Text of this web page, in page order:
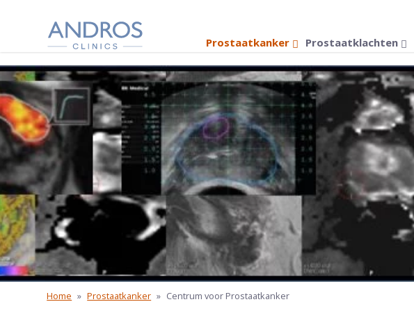
Prostaatkanker Prostaatklachten
Home » Prostaatkanker » Centrum voor Prostaatkanker